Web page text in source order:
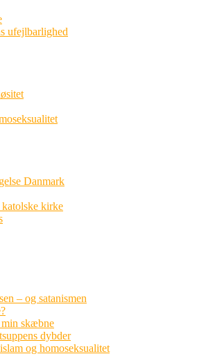
ufejlbarlighed
Danmark
katolske kirke
– og satanismen
skæbne
dybder
og homoseksualitet